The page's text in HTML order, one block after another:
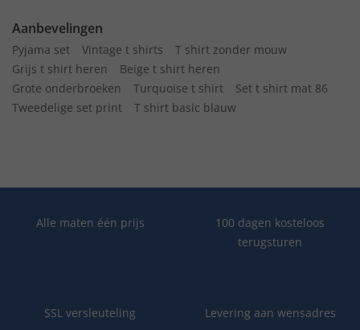
Aanbevelingen
Pyjama set Vintage t shirts
T shirt zonder mouw
Grijs t shirt heren
Beige t shirt heren
Grote onderbroeken
Turquoise t shirt
Set t shirt mat 86
Tweedelige set print
T shirt basic blauw
Alle maten één prijs
100 dagen kosteloos
terugsturen
SSL versleuteling Levering aan wensadres